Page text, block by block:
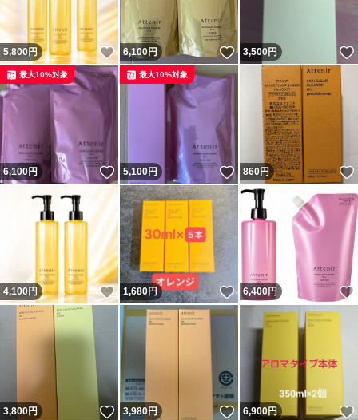
5,800円 いいね！
6,100円 いいね！
3,500円
6,100円 いいね！
最大10%対象
5,100円 いいね！
最大10%対象
860円
4,100円 いいね！
1,680円 いいね！
6,400円
3,800円 いいね！
3,980円 いいね！
6,900円